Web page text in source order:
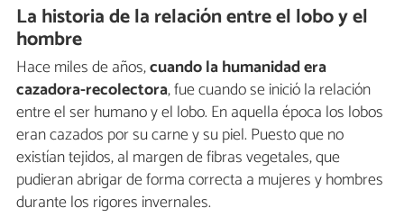
La historia de la relación entre el lobo y el
hombre
Hace miles de años,cuando la humanidad era
cazadora-recolectora, fue cuando se inició la relación
entre el ser humano y el lobo. En aquella época los lobos
eran cazados por su carne y su piel. Puesto que no
existían tejidos, al margen de fibras vegetales, que
pudieran abrigar de forma correcta a mujeres y hombres
durante los rigores invernales.